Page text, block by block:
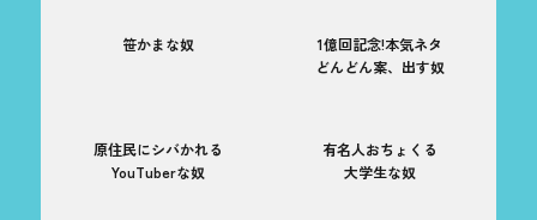
笹かまな奴
1億回記念!本気ネタ
どんどん案、出す奴
原住民にシバかれる
YouTuberな奴
有名人おちょくる
大学生な奴